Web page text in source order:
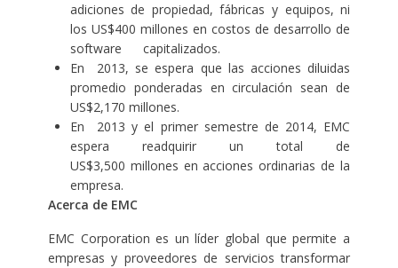
adiciones de propiedad, fábricas y equipos, ni
los US$400 millones en costos de desarrollo de
software capitalizados.
En 2013, se espera que las acciones diluidas
promedio ponderadas en circulación sean de
US$2,170 millones.
En 2013 y el primer semestre de 2014, EMC
espera readquirir un total de
US$3,500 millones en acciones ordinarias de la
empresa.
Acerca de EMC
EMC Corporation es un líder global que permite a
empresas y proveedores de servicios transformar